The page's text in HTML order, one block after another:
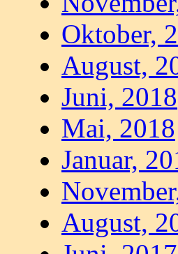
Oktober,
August,
Juni, 2018
Mai, 2018
Januar,
August,